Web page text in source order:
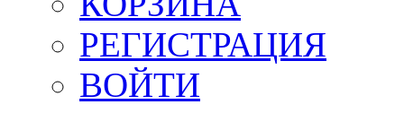
РЕГИСТРАЦИЯ
ВОЙТИ